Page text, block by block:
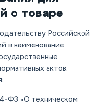
о товаре
Российской
в наименование
актов.
ФЗ «О техническом